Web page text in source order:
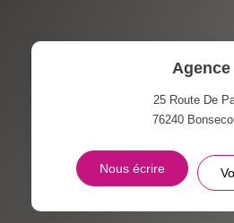
DISTANCE DE L'AÉROPORT :
Agence
25 Route De
76240
Nous écrire